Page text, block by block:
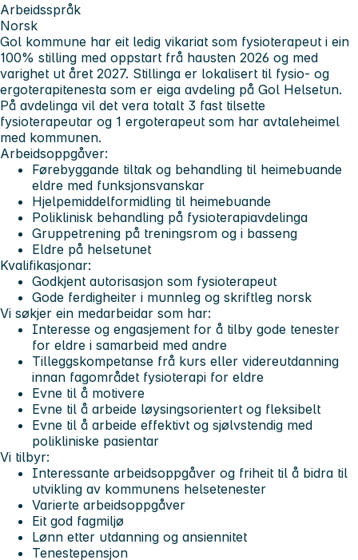
Arbeidsspråk
Norsk
Gol kommune har eit ledig vikariat som fysioterapeut i ein
100% stilling med oppstart frå hausten 2026 og med
varighet ut året 2027. Stillinga er lokalisert til fysio- og
ergoterapitenesta som er eiga avdeling på Gol Helsetun.
På avdelinga vil det vera totalt 3 fast tilsette
fysioterapeutar og 1 ergoterapeut som har avtaleheimel
med kommunen.
Arbeidsoppgåver:
Førebyggande tiltak og behandling til heimebuande
eldre med funksjonsvanskar
Hjelpemiddelformidling til heimebuande
Poliklinisk behandling på fysioterapiavdelinga
Gruppetrening på treningsrom og i basseng
Eldre på helsetunet
Kvalifikasjonar:
Godkjent autorisasjon som fysioterapeut
Gode ferdigheiter i munnleg og skriftleg norsk
Vi søkjer ein medarbeidar som har:
Interesse og engasjement for å tilby gode tenester
for eldre i samarbeid med andre
Tilleggskompetanse frå kurs eller videreutdanning
innan fagområdet fysioterapi for eldre
Evne til å motivere
Evne til å arbeide løysingsorientert og fleksibelt
Evne til å arbeide effektivt og sjølvstendig med
polikliniske pasientar
Vi tilbyr:
Interessante arbeidsoppgåver og friheit til å bidra til
utvikling av kommunens helsetenester
Varierte arbeidsoppgåver
Eit god fagmiljø
Lønn etter utdanning og ansiennitet
Tenestepensjon